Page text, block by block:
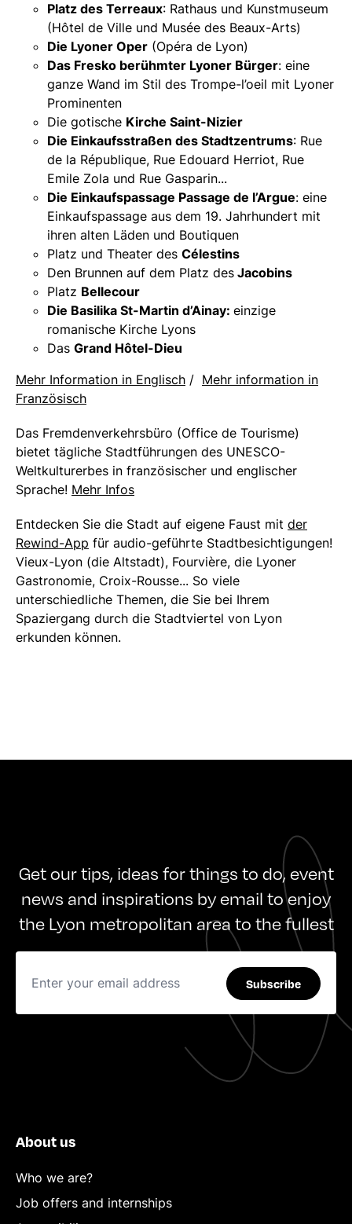
Platz des Terreaux: Rathaus und Kunstmuseum
(Hôtel de Ville und Musée des Beaux-Arts)
Die Lyoner Oper (Opéra de Lyon)
Das Fresko berühmter Lyoner Bürger: eine
ganze Wand im Stil des Trompe-l’oeil mit Lyoner
Prominenten
Die gotische Kirche Saint-Nizier
Die Einkaufsstraßen des Stadtzentrums: Rue
de la République, Rue Edouard Herriot, Rue
Emile Zola und Rue Gasparin...
Die Einkaufspassage Passage de l’Argue: eine
Einkaufspassage aus dem 19. Jahrhundert mit
ihren alten Läden und Boutiquen
Platz und Theater des Célestins
Den Brunnen auf dem Platz des Jacobins
Platz Bellecour
Die Basilika St-Martin d’Ainay: einzige
romanische Kirche Lyons
Das Grand Hôtel-Dieu
Mehr Information in Englisch / Mehr information in
Französisch
Das Fremdenverkehrsbüro (Office de Tourisme)
bietet tägliche Stadtführungen des UNESCO-
Weltkulturerbes in französischer und englischer
Sprache! Mehr Infos
Entdecken Sie die Stadt auf eigene Faust mit der
Rewind-App für audio-geführte Stadtbesichtigungen!
Vieux-Lyon (die Altstadt), Fourvière, die Lyoner
Gastronomie, Croix-Rousse... So viele
unterschiedliche Themen, die Sie bei Ihrem
Spaziergang durch die Stadtviertel von Lyon
erkunden können.
Get our tips, ideas for things to do, event
news and inspirations by email to enjoy
the Lyon metropolitan area to the fullest
Subscribe
About us
Who we are?
Job offers and internships